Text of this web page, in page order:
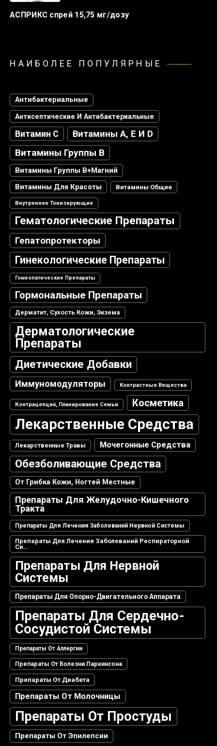
АСПРИКС спрей 15,75 мг/дозу
НАИБОЛЕЕ ПОПУЛЯРНЫЕ
Антибактериальные
Антисептические И Антибактериальные
Витамин С Витамины А, Е И D
Витамины Группы В
Витамины Группы В+магний
Витамины Для Красоты
Витамины Общие
Внутреннее Тонизирующие
Гематологические Препараты
Гепатопротекторы
Гинекологические Препараты
Гомеопатические Препараты
Гормональные Препараты
Дерматит, Сухость Кожи, Экзема
Дерматологические
Препараты
Диетические Добавки
Иммуномодуляторы Контрастные Вещества
Контрацепция, Планирование Семьи Косметика
Лекарственные Средства
Лекарственные Травы Мочегонные Средства
Обезболивающие Средства
От Грибка Кожи, Ногтей Местные
Препараты Для Желудочно-Кишечного
Тракта
Препараты Для Лечения Заболеваний Нервной Системы
Препараты Для Лечения Заболеваний Респираторной
Си...
Препараты Для Нервной
Системы
Препараты Для Опорно-Двигательного Аппарата
Препараты Для Сердечно-
Сосудистой Системы
Препараты От Аллергии
Препараты От Болезни Паркинсона
Препараты От Диабета
Препараты От Молочницы
Препараты От Простуды
Препараты От Эпилепсии